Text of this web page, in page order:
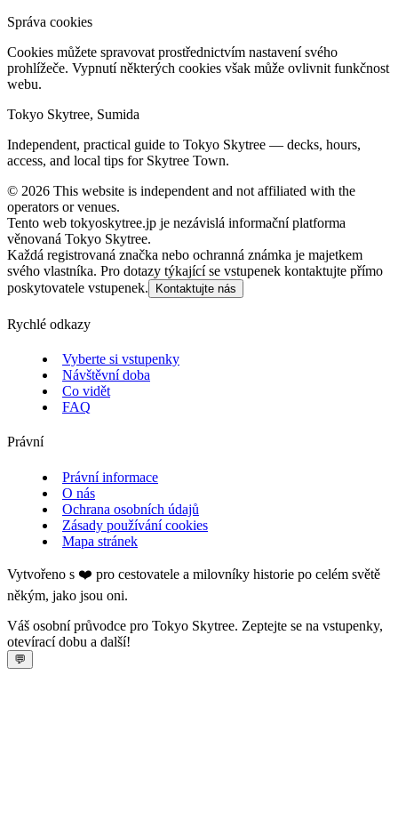
Správa cookies
Cookies můžete spravovat prostřednictvím nastavení svého
prohlížeče. Vypnutí některých cookies však může ovlivnit funkčnost
webu.
Tokyo Skytree, Sumida
Independent, practical guide to Tokyo Skytree — decks, hours,
access, and local tips for Skytree Town.
© 2026 This website is independent and not affiliated with the
operators or venues.
Tento web tokyoskytree.jp je nezávislá informační platforma
věnovaná Tokyo Skytree.
Každá registrovaná značka nebo ochranná známka je majetkem
svého vlastníka. Pro dotazy týkající se vstupenek kontaktujte přímo
poskytovatele vstupenek.
Kontaktujte nás
Rychlé odkazy
Vyberte si vstupenky
Návštěvní doba
Co vidět
FAQ
Právní
Právní informace
O nás
Ochrana osobních údajů
Zásady používání cookies
Mapa stránek
Vytvořeno s ❤️ pro cestovatele a milovníky historie po celém světě
někým, jako jsou oni.
Váš osobní průvodce pro Tokyo Skytree. Zeptejte se na vstupenky,
otevírací dobu a další!
💬